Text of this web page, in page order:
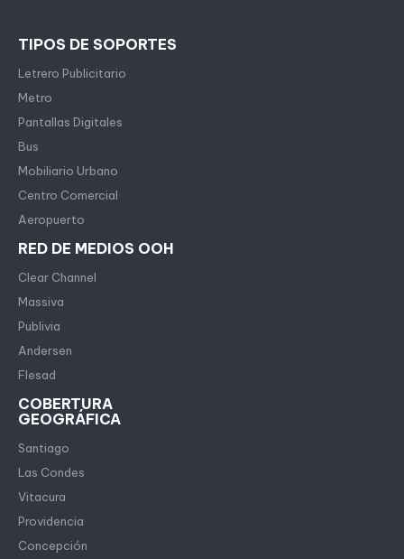
TIPOS DE SOPORTES
Letrero Publicitario
Metro
Pantallas Digitales
Bus
Mobiliario Urbano
Centro Comercial
Aeropuerto
RED DE MEDIOS OOH
Clear Channel
Massiva
Publivia
Andersen
Flesad
COBERTURA
GEOGRÁFICA
Santiago
Las Condes
Vitacura
Providencia
Concepción